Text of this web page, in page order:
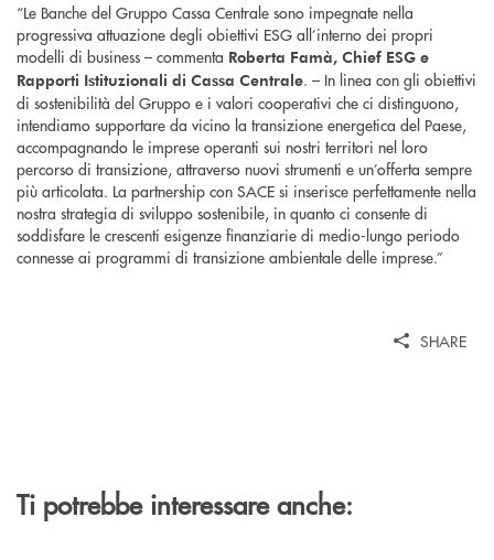
“Le Banche del Gruppo Cassa Centrale sono impegnate nella
progressiva attuazione degli obiettivi ESG all’interno dei propri
modelli di business – commenta Roberta Famà, Chief ESG e
Rapporti Istituzionali di Cassa Centrale. – In linea con gli obiettivi
di sostenibilità del Gruppo e i valori cooperativi che ci distinguono,
intendiamo supportare da vicino la transizione energetica del Paese,
accompagnando le imprese operanti sui nostri territori nel loro
percorso di transizione, attraverso nuovi strumenti e un’offerta sempre
più articolata. La partnership con SACE si inserisce perfettamente nella
nostra strategia di sviluppo sostenibile, in quanto ci consente di
soddisfare le crescenti esigenze finanziarie di medio-lungo periodo
connesse ai programmi di transizione ambientale delle imprese.”
SHARE
Ti potrebbe interessare anche: